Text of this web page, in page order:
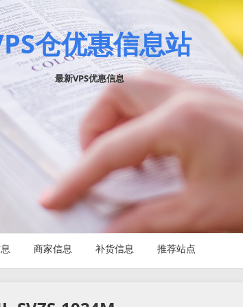
仓优惠信息站
最新VPS优惠信息
商家信息 补货信息 推荐站点